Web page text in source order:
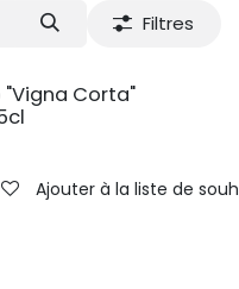
Filtres
Corta"
Ajouter à la liste de